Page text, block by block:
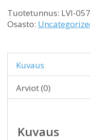
Tuotetunnus: LVI-
Osasto:
Kuvaus
Arviot (0)
Kuvaus